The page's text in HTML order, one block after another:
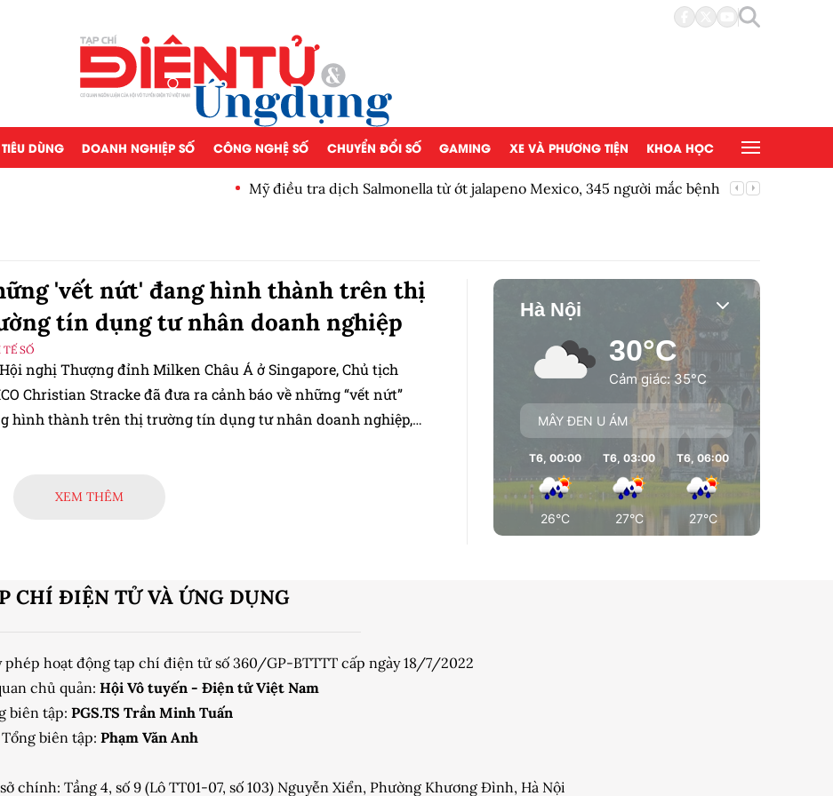
DÙNG DOANH NGHIỆP SỐ CÔNG NGHỆ SỐ CHUYỂN ĐỔI SỐ GAMING XE VÀ PHƯƠNG TIỆN KHOA HỌC
Mỹ điều tra dịch Salmonella từ ớt jalapeno Mexico, 345 người mắc bệnh
'vết nứt' đang hình thành trên thị
tín dụng tư nhân doanh nghiệp
SỐ
nghị Thượng đỉnh Milken Châu Á ở Singapore, Chủ tịch
Christian Stracke đã đưa ra cảnh báo về những “vết nứt”
hình thành trên thị trường tín dụng tư nhân doanh nghiệp,
XEM THÊM
Hà Nội
30°C
Cảm giác: 35°C
MÂY ĐEN U ÁM
T6, 00:00
26°C
T6, 03:00
27°C
T6, 06:00
27°C
CHÍ ĐIỆN TỬ VÀ ỨNG DỤNG
phép hoạt động tạp chí điện tử số 360/GP-BTTTT cấp ngày 18/7/2022
chủ quản: Hội Vô tuyến - Điện tử Việt Nam
biên tập: PGS.TS Trần Minh Tuấn
biên tập: Phạm Văn Anh
chính: Tầng 4, số 9 (Lô TT01-07, số 103) Nguyễn Xiển, Phường Khương Đình, Hà Nội